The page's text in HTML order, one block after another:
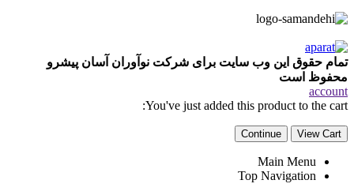
تمام حقوق این وب سایت برای شرکت نوآوران آسان پیشرو
محفوظ است
account
You've just added this product to the cart:
View Cart
Continue
Main Menu
Top Navigation